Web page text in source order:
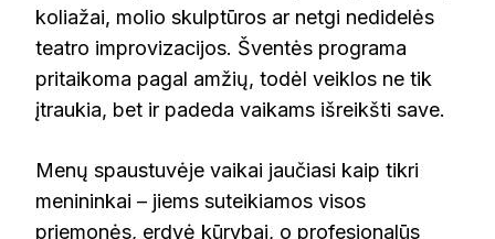
koliažai, molio skulptūros ar netgi nedidelės
teatro improvizacijos. Šventės programa
pritaikoma pagal amžių, todėl veiklos ne tik
įtraukia, bet ir padeda vaikams išreikšti save.
Menų spaustuvėje vaikai jaučiasi kaip tikri
menininkai – jiems suteikiamos visos
priemonės, erdvė kūrybai, o profesionalūs